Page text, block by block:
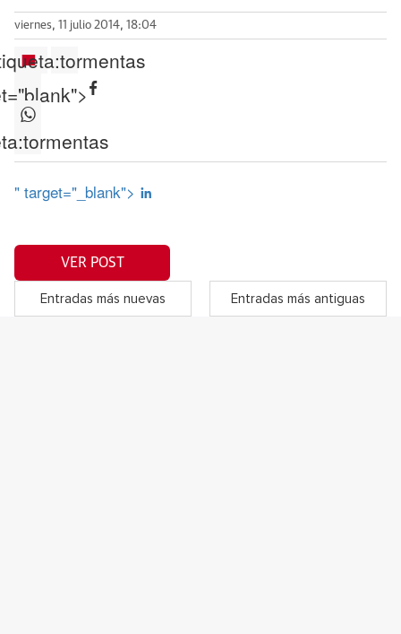
viernes, 11 julio 2014, 18:04
tormentas
tormentas
" target="_blank">
VER POST
Entradas más nuevas Entradas más antiguas